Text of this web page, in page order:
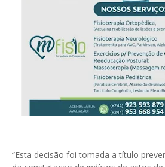
“Esta decisão foi tomada a título